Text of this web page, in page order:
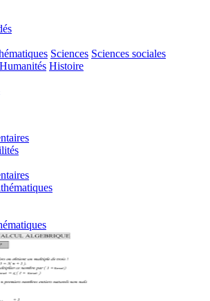
Sciences Sciences sociales
Humanités Histoire